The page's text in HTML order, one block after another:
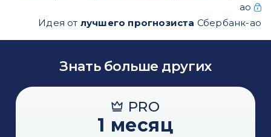
ао
Идея от лучшего прогнозиста Сбербанк-ао
Знать больше других
PRO
1 месяц